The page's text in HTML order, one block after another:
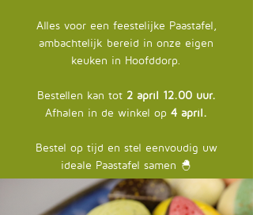
Alles voor een feestelijke Paastafel,
ambachtelijk bereid in onze eigen
keuken in Hoofddorp.
Bestellen kan tot 2 april 12.00 uur.
Afhalen in de winkel op 4 april.
Bestel op tijd en stel eenvoudig uw
ideale Paastafel samen 🐣